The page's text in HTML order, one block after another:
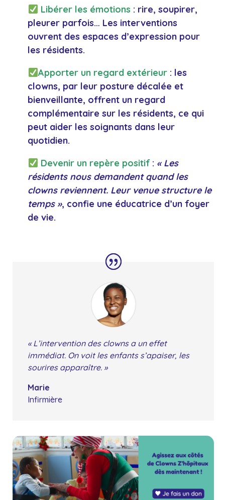
Libérer les émotions : rire, soupirer,
pleurer parfois… Les interventions
ouvrent des espaces d’expression pour
les résidents.
Apporter un regard extérieur: les
clowns, par leur posture décalée et
bienveillante, offrent un regard
complémentaire sur les résidents, ce qui
peut aider les soignants dans leur
quotidien.
Devenir un repère positif: « Les
résidentsnous demandent quand les
clowns reviennent. Leur venue structure le
temps », confie une éducatrice d’un foyer
de vie.
« L’intervention des clowns a un effet
immédiat. On voit les enfants s’apaiser, les
sourires apparaître. »
Marie
Infirmière